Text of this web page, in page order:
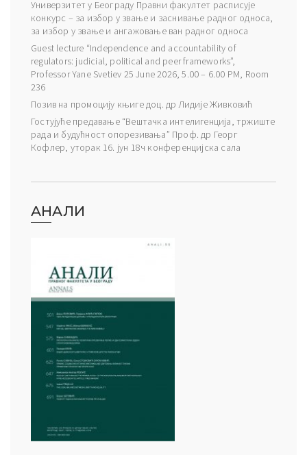
Универзитет у Београду Правни факултет расписује
конкурс – за избор у звање и заснивање радног односа,
за избор у звање и ангажовање ван радног односа
Guest lecture “Independence and accountability of
regulators: judicial, political and peer frameworks”,
Professor Yane Svetiev 25 June 2026, 5.00 – 6.00 PM, Room
236
Позив на промоцију књиге доц. др Лидије Живковић
Гостујуће предавање “Вештачка интелигенција, тржиште
рада и будућност опорезивања” Проф. др Георг
Кофлер, уторак 16. јун 18ч конференцијска сала
АНАЛИ